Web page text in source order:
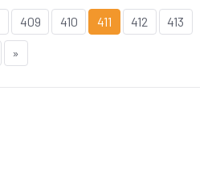
409 410 411 412 413
»